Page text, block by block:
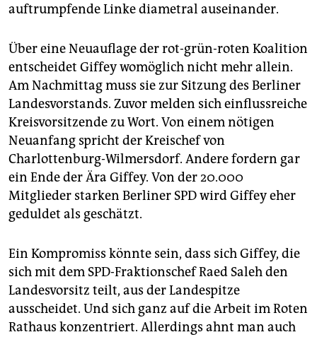
auftrumpfende Linke diametral auseinander.
Über eine Neuauflage der rot-grün-roten Koalition
entscheidet Giffey womöglich nicht mehr allein.
Am Nachmittag muss sie zur Sitzung des Berliner
Landesvorstands. Zuvor melden sich einflussreiche
Kreisvorsitzende zu Wort. Von einem nötigen
Neuanfang spricht der Kreischef von
Charlottenburg-Wilmersdorf. Andere fordern gar
ein Ende der Ära Giffey. Von der 20.000
Mitglieder starken Berliner SPD wird Giffey eher
geduldet als geschätzt.
Ein Kompromiss könnte sein, dass sich Giffey, die
sich mit dem SPD-Fraktionschef Raed Saleh den
Landesvorsitz teilt, aus der Landespitze
ausscheidet. Und sich ganz auf die Arbeit im Roten
Rathaus konzentriert. Allerdings ahnt man auch